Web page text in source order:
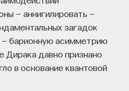
— аннигилировать —
загадок
барионную асимметрию
Дирака давно признано
в основание квантовой